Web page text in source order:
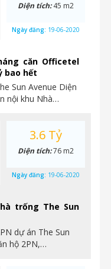
căn Officetel
bao hết
Sun Avenue Diện
nội khu Nhà…
Diện tích:45 m2
Ngày đăng: 19-06-2020
trống The Sun
dự án The Sun
hộ 2PN,…
3.6 Tỷ
Diện tích:76 m2
Ngày đăng: 19-06-2020